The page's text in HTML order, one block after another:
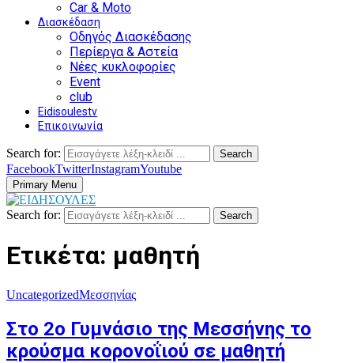
Car & Moto
Διασκέδαση
Οδηγός Διασκέδασης
Περίεργα & Αστεία
Νέες κυκλοφορίες
Event
club
Eidisoulestv
Επικοινωνία
Search for: Search
FacebookTwitterInstagramYoutube
Primary Menu
Search for: Search
Ετικέτα: μαθητή
UncategorizedΜεσσηνίας
Στο 2ο Γυμνάσιο της Μεσσήνης το
κρούσμα κορονοΐιού σε μαθητή